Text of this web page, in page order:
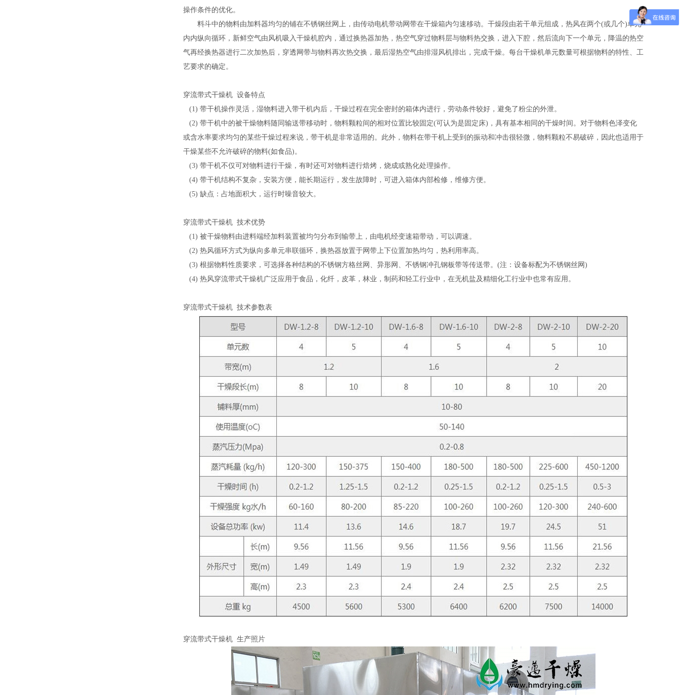
操作条件的优化。
料斗中的物料由加料器均匀的铺在不锈钢丝网上，由传动电机带动网带在干燥箱内匀速移动。干燥段由若干单元组成，热风在两个(或几个)单元
内内纵向循环，新鲜空气由风机吸入干燥机腔内，通过换热器加热，热空气穿过物料层与物料热交换，进入下腔，然后流向下一个单元，降温的热空
气再经换热器进行二次加热后，穿透网带与物料再次热交换，最后湿热空气由排湿风机排出，完成干燥。每台干燥机单元数量可根据物料的特性、工
艺要求的确定。
穿流带式干燥机 设备特点
(1) 带干机操作灵活，湿物料进入带干机内后，干燥过程在完全密封的箱体内进行，劳动条件较好，避免了粉尘的外泄。
(2) 带干机中的被干燥物料随同输送带移动时，物料颗粒间的相对位置比较固定(可认为是固定床)，具有基本相同的干燥时间。对于物料色泽变化
或含水率要求均匀的某些干燥过程来说，带干机是非常适用的。此外，物料在带干机上受到的振动和冲击很轻微，物料颗粒不易破碎，因此也适用于
干燥某些不允许破碎的物料(如食品)。
(3) 带干机不仅可对物料进行干燥，有时还可对物料进行焙烤，烧成或熟化处理操作。
(4) 带干机结构不复杂，安装方便，能长期运行，发生故障时，可进入箱体内部检修，维修方便。
(5) 缺点：占地面积大，运行时噪音较大。
穿流带式干燥机 技术优势
(1) 被干燥物料由进料端经加料装置被均匀分布到输带上，由电机经变速箱带动，可以调速。
(2) 热风循环方式为纵向多单元串联循环，换热器放置于网带上下位置加热均匀，热利用率高。
(3) 根据物料性质要求，可选择各种结构的不锈钢方格丝网、异形网、不锈钢冲孔钢板带等传送带。(注：设备标配为不锈钢丝网)
(4) 热风穿流带式干燥机广泛应用于食品，化纤，皮革，林业，制药和轻工行业中，在无机盐及精细化工行业中也常有应用。
穿流带式干燥机 技术参数表
穿流带式干燥机 生产照片